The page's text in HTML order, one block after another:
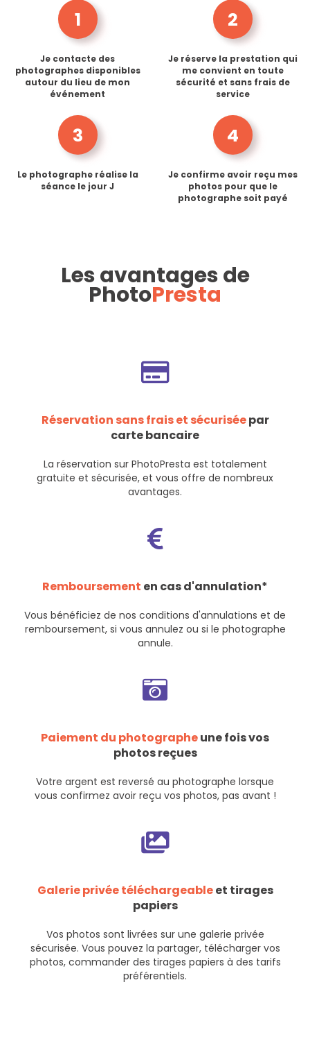
1
Je contacte des
photographes disponibles
autour du lieu de mon
événement
2
Je réserve la prestation qui
me convient en toute
sécurité et sans frais de
service
3
Le photographe réalise la
séance le jour J
4
Je confirme avoir reçu mes
photos pour que le
photographe soit payé
Les avantages de
PhotoPresta
Réservation sans frais et sécuriséepar
carte bancaire
La réservation sur PhotoPresta est totalement
gratuite et sécurisée, et vous offre de nombreux
avantages.
Remboursement en cas d'annulation*
Vous bénéficiez de nos conditions d'annulations et de
remboursement, si vous annulez ou si le photographe
annule.
Paiement du photographeune fois vos
photos reçues
Votre argent est reversé au photographe lorsque
vous confirmez avoir reçu vos photos, pas avant !
Galerie privée téléchargeableet tirages
papiers
Vos photos sont livrées sur une galerie privée
sécurisée. Vous pouvez la partager, télécharger vos
photos, commander des tirages papiers à des tarifs
préférentiels.